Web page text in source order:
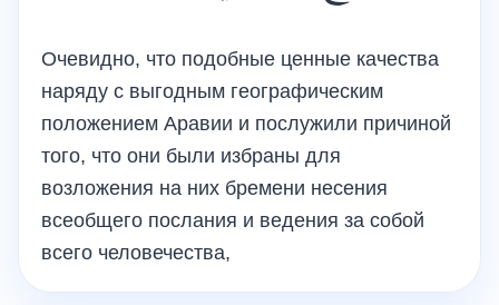
Очевидно, что подобные ценные качества
наряду с выгодным географическим
положением Аравии и послужили причиной
того, что они были избраны для
возложения на них бремени несения
всеобщего послания и ведения за собой
всего человечества,